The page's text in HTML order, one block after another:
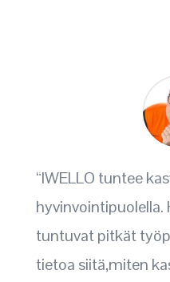
“IWELLO tuntee
hyvinvointipuolella.
tuntuvat pitkät
tietoa siitä,miten